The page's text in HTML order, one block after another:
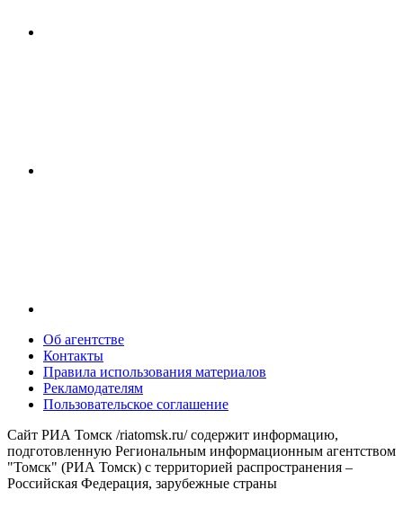
Об агентстве
Контакты
Правила использования материалов
Рекламодателям
Пользовательское соглашение
Сайт РИА Томск /riatomsk.ru/ содержит информацию,
подготовленную Региональным информационным агентством
"Томск" (РИА Томск) с территорией распространения –
Российская Федерация, зарубежные страны